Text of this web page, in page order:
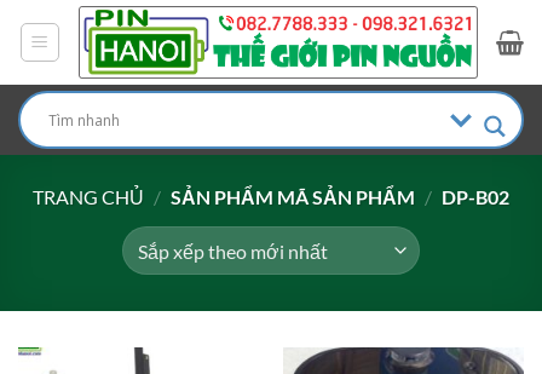
dung
TRANG CHỦ / SẢN PHẨM MÃ SẢN PHẨM / DP-B02